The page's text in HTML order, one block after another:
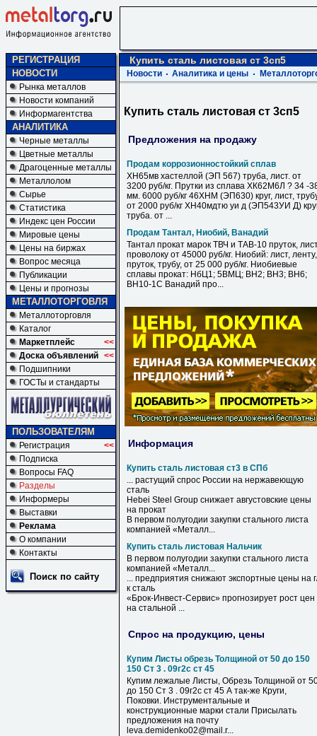
РЕГИСТРАЦИЯ
НОВОСТИ
Рынка металлов
Новости компаний
Информагентства
АНАЛИТИКА
Черные металлы
Цветные металлы
Драгоценные металлы
Металлолом
Сырье
Статистика
Индекс цен России
Мировые цены
Цены на биржах
Вопрос месяца
Публикации
Цены и прогнозы
МЕТАЛЛОТОРГОВЛЯ
Металлоторговля
Каталог
Маркетплейс
<<
Доска объявлений <<
Подшипники
ГОСТы и стандарты
ПОЛЬЗОВАТЕЛЯМ
Регистрация
<<
Подписка
Вопросы FAQ
Разделы
Информеры
Выставки
Реклама
О компании
Контакты
Поиск по сайту
Купить сталь листовая ст 3сп5
Новости Аналитика и цены
Купить сталь листовая ст 3сп5
Предложения на продажу
Продам коррозионностойкий сплав
ХН65мв хастеллой (ЭП 567) труба, лист. от
3200 руб/кг. Прутки из сплава ХК62М6Л ? 34 -
мм. 6000 руб/кг 46ХНМ (ЭП630) круг, лист,
от 2000 руб/кг ХН40мдтю уи д (ЭП543УИ Д)
труба. от ...
Продам Тантал, Ниобий, Ванадий
Тантал прокат марок ТВЧ и ТАВ-10 пруток,
проволоку от 45000 руб/кг. Ниобий: лист, ленту,
пруток, трубу, от 25 000 руб/кг. Ниобиевые
сплавы прокат: НбЦ1; 5ВМЦ; ВН2; ВН3; ВН6;
ВН10-1С Ванадий про...
Информация
Купить сталь листовая ст3 в СПб
... растущий спрос России на нержавеющую
сталь
Hebei Steel Group снижает августовские цены
на прокат
В первом полугодии закупки стального листа
компанией «Металл...
Купить сталь листовая Нальчик
В первом полугодии закупки стального листа
компанией «Металл...
... предприятия снижают экспортные цены на
к сталь
«Брок-Инвест-Сервис» прогнозирует рост цен
на стальной ...
Спрос на продукцию, цены
Купим Листы обрезь Толщиной от 50 до 150
150 Ст 3 . 09г2с ст 45
Купим лежалые Листы, Обрезь Толщиной от
до 150 Ст 3 . 09г2с ст 45 А так-же Круги,
Поковки. Инструментальные и
конструкционные марки стали Присылать
предложения на почту
leva.demidenko02@mail.r...